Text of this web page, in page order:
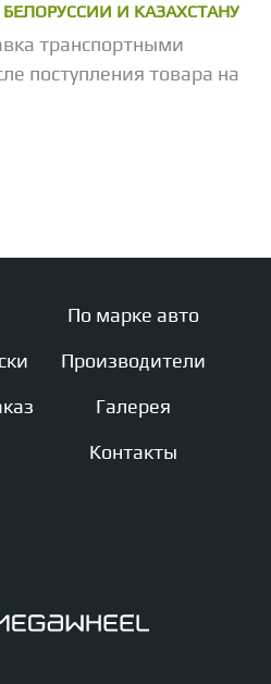
И КАЗАХСТАНУ
транспортными
поступления товара на
По марке авто
Производители
Галерея
Контакты